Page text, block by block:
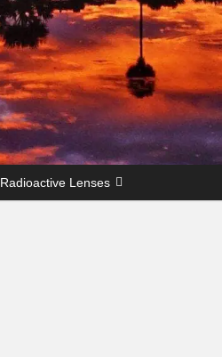
Radioactive Lenses